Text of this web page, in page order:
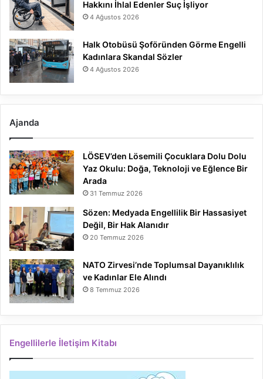
Hakkını İhlal Edenler Suç İşliyor
4 Ağustos 2026
Halk Otobüsü Şoföründen Görme Engelli
Kadınlara Skandal Sözler
4 Ağustos 2026
Ajanda
LÖSEV’den Lösemili Çocuklara Dolu Dolu
Yaz Okulu: Doğa, Teknoloji ve Eğlence Bir
Arada
31 Temmuz 2026
Sözen: Medyada Engellilik Bir Hassasiyet
Değil, Bir Hak Alanıdır
20 Temmuz 2026
NATO Zirvesi’nde Toplumsal Dayanıklılık
ve Kadınlar Ele Alındı
8 Temmuz 2026
Engellilerle İletişim Kitabı